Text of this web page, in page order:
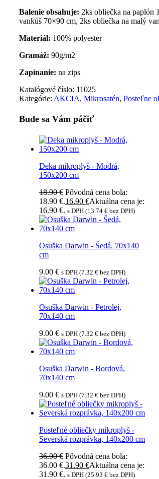
Balenie obsahuje: 2ks obliečka na paplón
vankúš 70×90 cm, 2ks obliečka na malý
Materiál: 100% polyester
Gramáž: 90g/m2
Zapínanie: na zips
Katalógové číslo: 11025
Kategórie: AKCIA, Mikrosatén, Posteľne
Bude sa Vám páčiť
Deka mikroplyš - Modrá,
150x200 cm
18.90€ Pôvodná cena bola:
18.90 €.16.90 €Aktuálna cena je:
16.90 €. s DPH (13.74 € bez DPH)
Osuška Darwin - Šedá, 70x140
cm
9.00 € s DPH (7.32 € bez DPH)
Osuška Darwin - Petrolej,
70x140 cm
9.00 € s DPH (7.32 € bez DPH)
Osuška Darwin - Bordová,
70x140 cm
9.00 € s DPH (7.32 € bez DPH)
Posteľné obliečky mikroplyš -
Severská rozprávka, 140x200 cm
36.00€ Pôvodná cena bola:
36.00 €.31.90 €Aktuálna cena je:
31.90 €. s DPH (25.93 € bez DPH)